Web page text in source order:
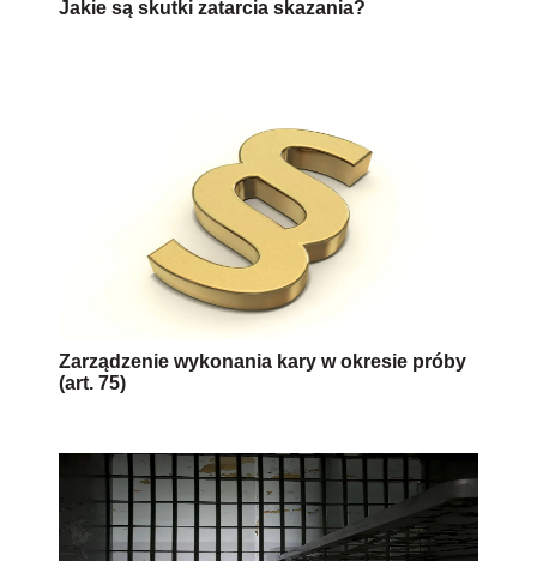
Jakie są skutki zatarcia skazania?
Zarządzenie wykonania kary w okresie próby
(art. 75)